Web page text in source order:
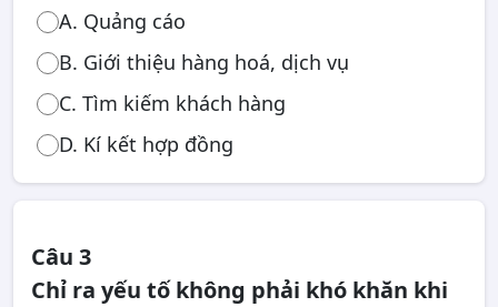
A. Quảng cáo
B. Giới thiệu hàng hoá, dịch vụ
C. Tìm kiếm khách hàng
D. Kí kết hợp đồng
Câu 3
Chỉ ra yếu tố không phải khó khăn khi